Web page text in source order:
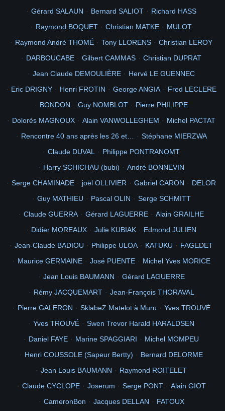
Gérard SALAUN
Bernard SALIOT
Richard HASS
Raymond BOQUET
Christian MATKE
MULOT
Raymond André THOMÉ
Tony LLORENS
Christian LEROY
DARBOUCABE
Gilbert CAMMAS
Christian DUPRAT
Jean Claude DEMOULIÈRE
Hervé LE GUENNEC
Eric DRIGNY
Henri FROTIN George ANGIA
Fred LECLERE
BONDON
Guy NOMBLOT
Pierre PHILIPPE
Dolorès MAGNOUX
Alain VANWOLLEGHEM
Michel PACTAT
Rencontre 40 ans après les 26 et…
Stéphane MIERZWA
Claude DUVAL
Philippe PONTRANOMT
Harry SCHICHAU (bubi)
André BONNEVIN
Serge CHAMINADE
joël OLLIVIER Gabriel CARON
DELOR
Guy MATHIEU
Pascal OLIN
Serge SCHMITT
Claude GUERRA
Gérard LAGUERRE
Alain GRAILHE
Didier MOREAUX
Julie KUBIAK
Edmond JULIEN
Jean-Claude BADIOU
Philippe ULOA KATUKU
FAGEDET
Maurice GERMAINE
José PUENTE
Michel Yves MORICE
Jean Louis BAUMANN
Gérard LAGUERRE
Rémy JACQUEMART
Jean-François THORAVAL
Pierre GALERON
SklabeZ Matelot à Muru
Yves TROUVÉ
Yves TROUVÉ
Swen Trevor Harald HARALDSEN
Daniel FAYE
Marine SPAGGIARI
Michel MOMPEU
Henri COUSSOLE (Sapeur Bertty)
Bernard DELORME
Jean Louis BAUMANN
Raymond ROITELET
Claude CYCLOPE
Joserum Serge PONT
Alain GIOT
CameronBon
Jacques DELLAN FATOUX